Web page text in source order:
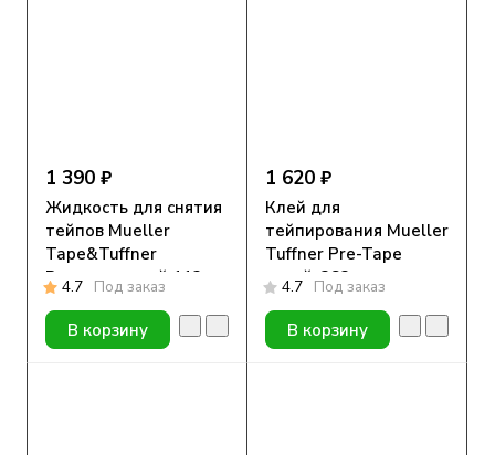
1 390 ₽
Жидкость для снятия
тейпов Mueller
Tape&Tuffner
Remover спрей 113гр.
4.7 Под заказ
В корзину
1 620 ₽
Клей для
тейпирования Mueller
Tuffner Pre-Tape
спрей, 283г
4.7 Под заказ
В корзину